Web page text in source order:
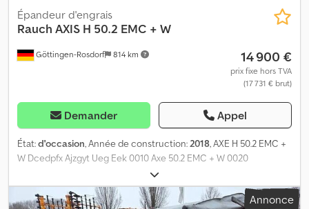
Göttingen-Rosdorf 814 km
Épandeur d'engrais
Rauch AXIS H 50.2 EMC + W
14 900 €
prix fixe hors TVA
(17 731 € brut)
Demander Appel
État:d'occasion, Année de construction:2018, AXE H 50.2 EMC +
W Dcedpfx Ajzgyt Ueg Eek 0010 Axe 50.2 EMC + W 0020
Entraînement hydraulique 0030 Bus ISO sans terminal 0040
Dispositif de pulvérisation GLW 2000 0050 Capacité 4 000 litres
0060 Charge utile 4 200 kg 0070 Bâche repliable
Annonce